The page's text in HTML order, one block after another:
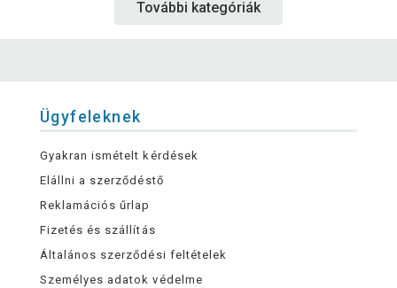
További kategóriák
Ügyfeleknek
Gyakran ismételt kérdések
Elállni a szerződéstő
Reklamációs űrlap
Fizetés és szállítás
Általános szerződési feltételek
Személyes adatok védelme